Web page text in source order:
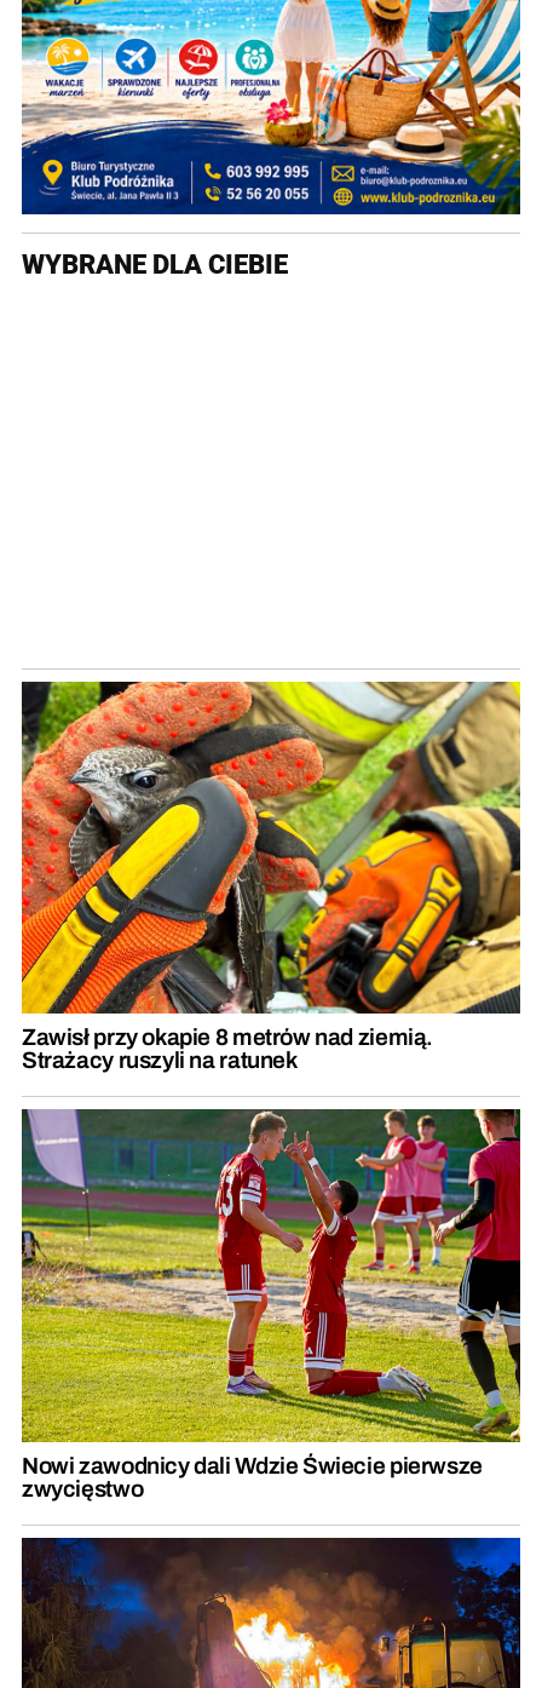
WYBRANE DLA CIEBIE
Zawisł przy okapie 8 metrów nad ziemią.
Strażacy ruszyli na ratunek
Nowi zawodnicy dali Wdzie Świecie pierwsze
zwycięstwo